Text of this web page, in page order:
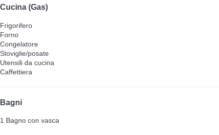
Cucina (Gas)
Frigorifero
Forno
Congelatore
Stoviglie/posate
Utensili da cucina
Caffettiera
Bagni
1 Bagno con vasca